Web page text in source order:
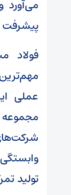
پیشرفت
فولاد
عملی
تولید